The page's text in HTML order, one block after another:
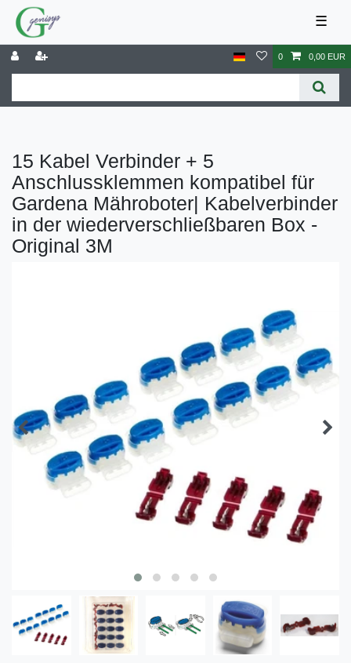
☰
0 0,00 EUR
15 Kabel Verbinder + 5
Anschlussklemmen kompatibel für
Gardena Mähroboter| Kabelverbinder
in der wiederverschließbaren Box -
Original 3M